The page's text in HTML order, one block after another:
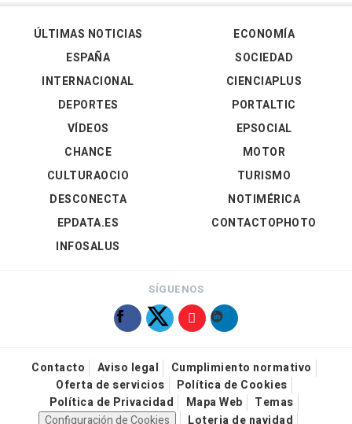
ÚLTIMAS NOTICIAS
ESPAÑA
INTERNACIONAL
DEPORTES
VÍDEOS
ECONOMÍA
SOCIEDAD
CIENCIAPLUS
PORTALTIC
EPSOCIAL
CHANCE
CULTURAOCIO
DESCONECTA
EPDATA.ES
INFOSALUS
MOTOR
TURISMO
NOTIMÉRICA
CONTACTOPHOTO
SÍGUENOS
Contacto Aviso legal
Cumplimiento normativo
Oferta de servicios
Política de Cookies
Política de Privacidad
Mapa Web
Temas
Configuración de Cookies
Loteria de navidad